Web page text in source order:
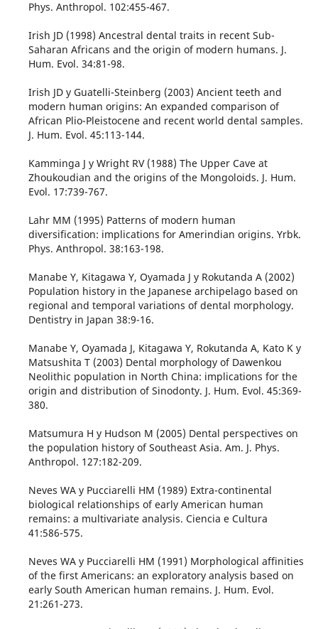
Phys. Anthropol. 102:455-467.
Irish JD (1998) Ancestral dental traits in recent Sub-
Saharan Africans and the origin of modern humans. J.
Hum. Evol. 34:81-98.
Irish JD y Guatelli-Steinberg (2003) Ancient teeth and
modern human origins: An expanded comparison of
African Plio-Pleistocene and recent world dental samples.
J. Hum. Evol. 45:113-144.
Kamminga J y Wright RV (1988) The Upper Cave at
Zhoukoudian and the origins of the Mongoloids. J. Hum.
Evol. 17:739-767.
Lahr MM (1995) Patterns of modern human
diversification: implications for Amerindian origins. Yrbk.
Phys. Anthropol. 38:163-198.
Manabe Y, Kitagawa Y, Oyamada J y Rokutanda A (2002)
Population history in the Japanese archipelago based on
regional and temporal variations of dental morphology.
Dentistry in Japan 38:9-16.
Manabe Y, Oyamada J, Kitagawa Y, Rokutanda A, Kato K y
Matsushita T (2003) Dental morphology of Dawenkou
Neolithic population in North China: implications for the
origin and distribution of Sinodonty. J. Hum. Evol. 45:369-
380.
Matsumura H y Hudson M (2005) Dental perspectives on
the population history of Southeast Asia. Am. J. Phys.
Anthropol. 127:182-209.
Neves WA y Pucciarelli HM (1989) Extra-continental
biological relationships of early American human
remains: a multivariate analysis. Ciencia e Cultura
41:586-575.
Neves WA y Pucciarelli HM (1991) Morphological affinities
of the first Americans: an exploratory analysis based on
early South American human remains. J. Hum. Evol.
21:261-273.